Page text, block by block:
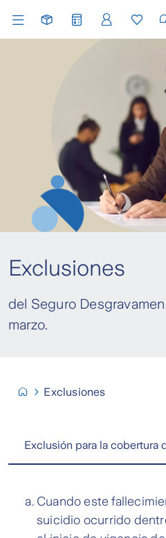
Exclusiones
del Seguro
marzo.
Exclusiones
Exclusión para la cobertura
Cuando este
suicidio ocurrido